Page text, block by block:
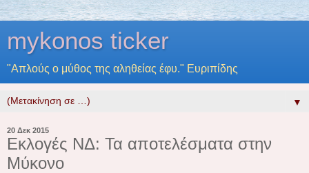
mykonos ticker
"Απλούς ο μύθος της αληθείας έφυ." Ευριπίδης
▼
20 Δεκ 2015
Εκλογές ΝΔ: Τα αποτελέσματα στην
Μύκονο